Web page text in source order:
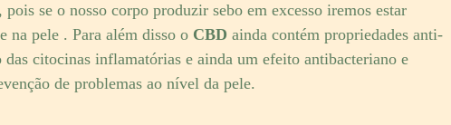
pois se o nosso corpo produzir sebo em excesso iremos estar
na pele . Para além disso o CBD ainda contém propriedades anti-
citocinas inflamatórias e ainda um efeito antibacteriano e
de problemas ao nível da pele.